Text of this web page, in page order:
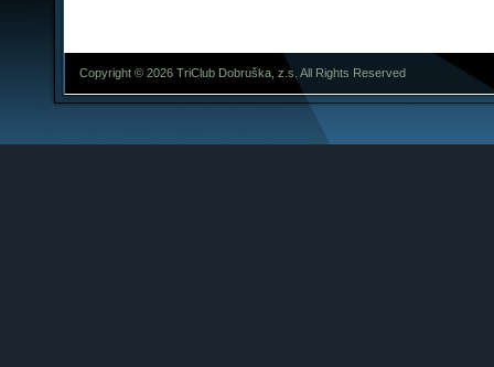
Copyright © 2026 TriClub Dobruška, z.s. All Rights Reserved